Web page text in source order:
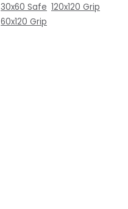
30x60 Safe 120x120 Grip
60x120 Grip